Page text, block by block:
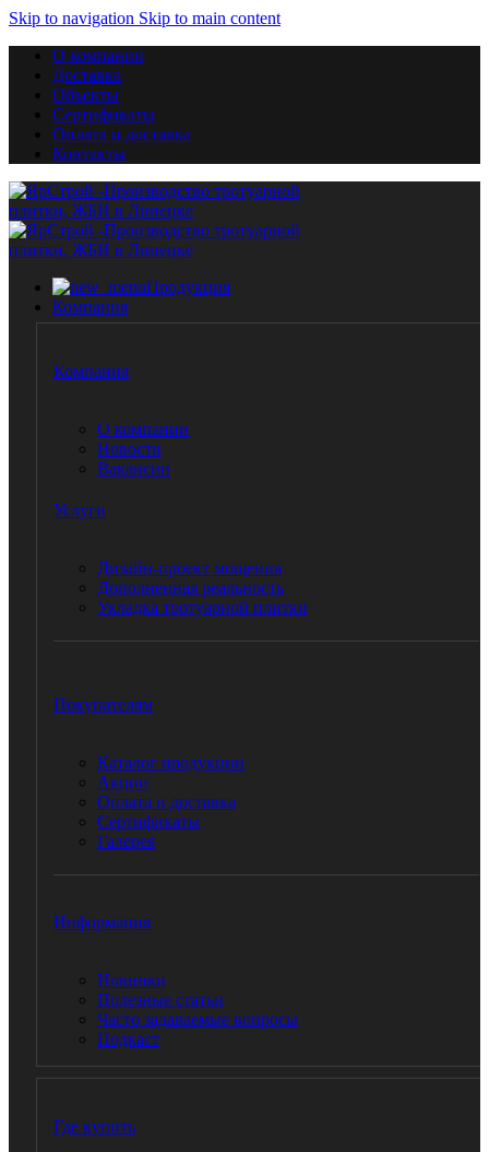
Skip to navigation Skip to main content
О компании
Доставка
Объекты
Сертификаты
Оплата и доставка
Контакты
Продукция
Компания
Компания
О компании
Новости
Вакансии
Услуги
Дизайн-проект мощения
Дополненная реальность
Укладка тротуарной плитки
Покупателям
Каталог продукции
Акции
Оплата и доставка
Сертификаты
Галерея
Информация
Новинки
Полезные статьи
Часто задаваемые вопросы
Подкаст
Где купить